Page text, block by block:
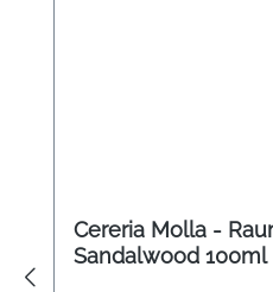
Cereria Molla - Raumspray Amber &
Sandalwood 100ml